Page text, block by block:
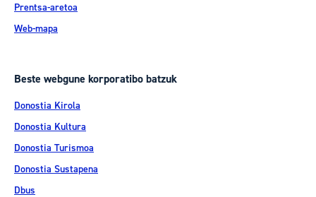
Prentsa-aretoa
Web-mapa
Beste webgune korporatibo batzuk
Donostia Kirola
Donostia Kultura
Donostia Turismoa
Donostia Sustapena
Dbus